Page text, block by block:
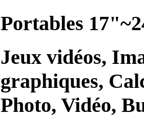
Portables
Jeux vidéos,
graphiques,
Photo, Vidéo,